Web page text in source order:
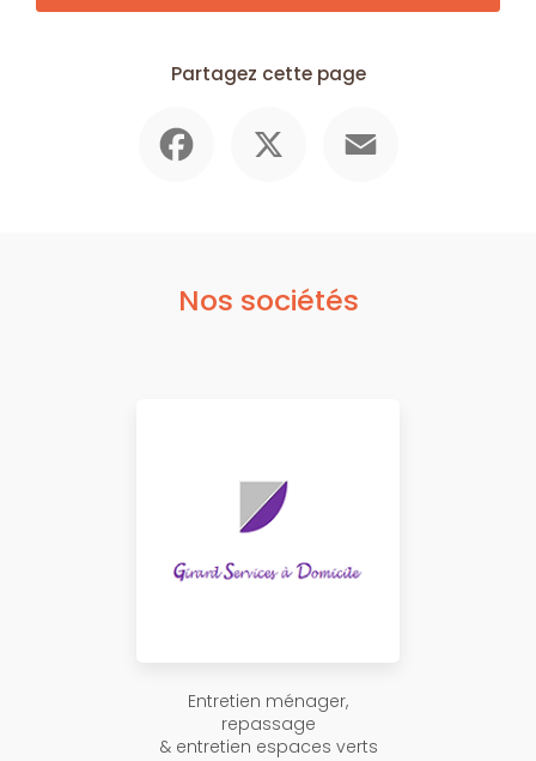
Partagez cette page
Nos sociétés
Entretien ménager,
repassage
& entretien espaces verts